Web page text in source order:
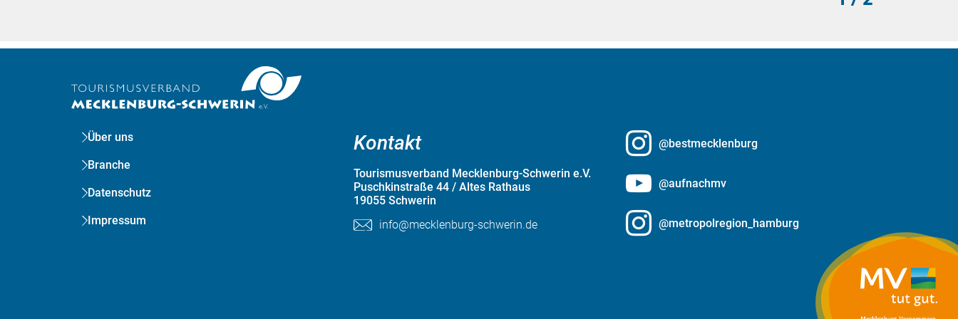
Über uns
Branche
Datenschutz
Impressum
Kontakt
Tourismusverband Mecklenburg-Schwerin e.V.
Puschkinstraße 44 / Altes Rathaus
19055 Schwerin
info@mecklenburg-schwerin.de
@bestmecklenburg
@aufnachmv
@metropolregion_hamburg